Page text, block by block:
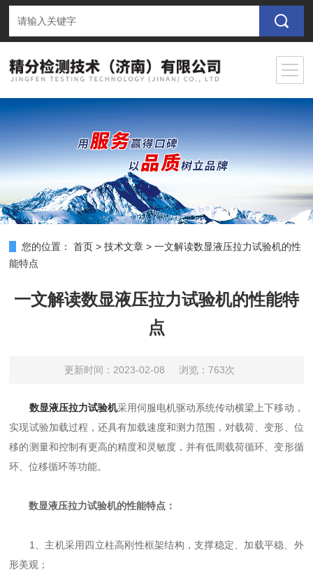
您的位置： 首页 >技术文章 >一文解读数显液压拉力试验机的性
能特点
一文解读数显液压拉力试验机的性能特
点
更新时间：2023-02-08 浏览：763次
数显液压拉力试验机采用伺服电机驱动系统传动横梁上下移动，
实现试验加载过程，还具有加载速度和测力范围，对载荷、变形、位
移的测量和控制有更高的精度和灵敏度，并有低周载荷循环、变形循
环、位移循环等功能。
数显液压拉力试验机的性能特点：
1、主机采用四立柱高刚性框架结构，支撑稳定、加载平稳、外
形美观；